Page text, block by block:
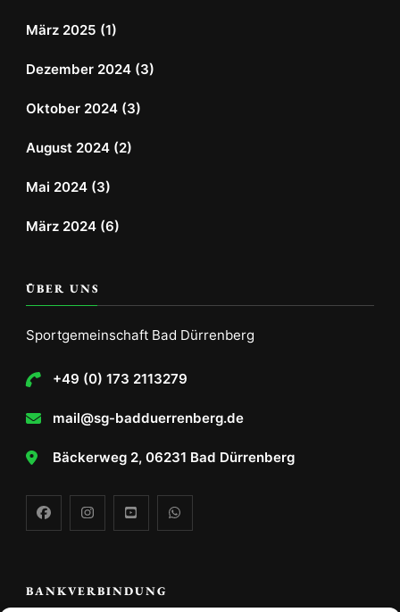
März 2025 (1)
Dezember 2024 (3)
Oktober 2024 (3)
August 2024 (2)
Mai 2024 (3)
März 2024 (6)
ÜBER UNS
Sportgemeinschaft Bad Dürrenberg
+49 (0) 173 2113279
mail@sg-badduerrenberg.de
Bäckerweg 2, 06231 Bad Dürrenberg
BANKVERBINDUNG